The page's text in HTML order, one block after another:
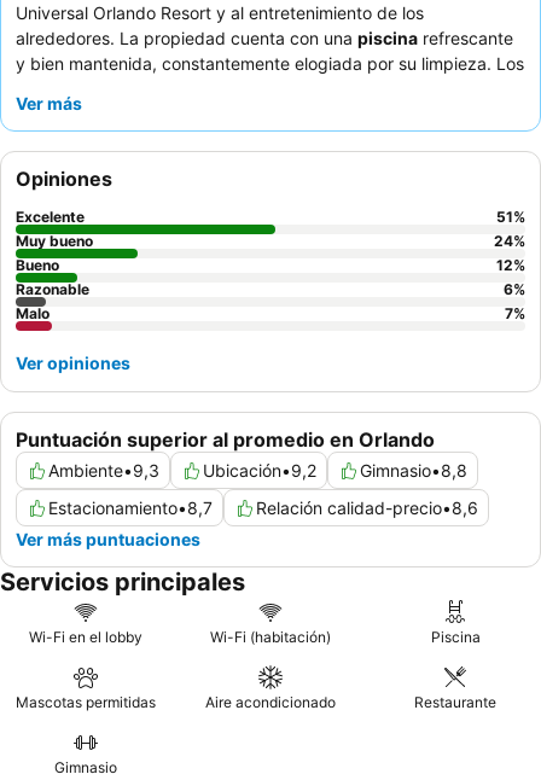
Universal Orlando Resort y al entretenimiento de los
alrededores. La propiedad cuenta con una piscina refrescante
y bien mantenida, constantemente elogiada por su limpieza. Los
servicial del personal, y el
gastronómica única, asegúrese de visitar el restaurante japonés
Shogun, muy recomendado.
Ver más
Puntuación superior al promedio en Orlando
Ambiente•9,3 Ubicación•9,2 Gimnasio•8,8
Estacionamiento•8,7 Relación calidad-precio•8,6
Ver más puntuaciones
Opiniones
Excelente 51%
Muy bueno
24%
Bueno
12%
Razonable
6%
Malo
7%
Ver opiniones
Servicios principales
Wi-Fi en el lobby Wi-Fi (habitación) Piscina
Mascotas permitidas Aire acondicionado Restaurante
Gimnasio